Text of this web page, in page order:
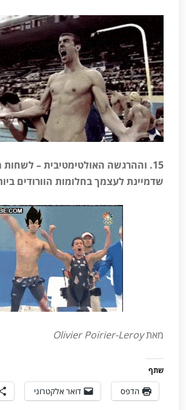
15. וההרגשה האולטימטיבית –
שדמיינת לעצמך בחלומות הוורודים
מאתOlivier Poirier-Leroy
שתף
הדפס דואר אלקטרוני